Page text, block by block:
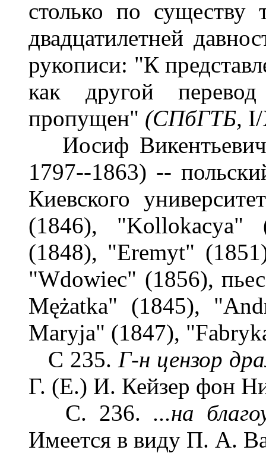
столько по существу
двадцатилетней
рукописи: "К
как другой
пропущен" (СПбГТБ,
Иосиф Викентьевич
1797--1863) --
Киевского
(1846), "Kollokacya"
(1848), "Eremyt"
"Wdowiec" (1856),
Mężatka" (1845),
Maryja" (1847),
С 235. Г-н цензор
Г. (Е.) И. Кейзер фон
С. 236. ...на
Имеется в виду П. А.